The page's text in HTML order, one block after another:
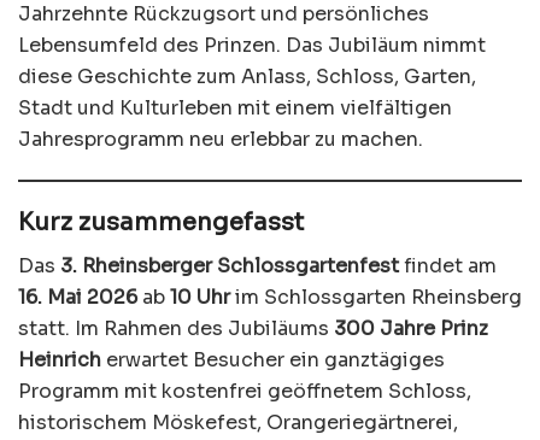
Jahrzehnte Rückzugsort und persönliches
Lebensumfeld des Prinzen. Das Jubiläum nimmt
diese Geschichte zum Anlass, Schloss, Garten,
Stadt und Kulturleben mit einem vielfältigen
Jahresprogramm neu erlebbar zu machen.
Kurz zusammengefasst
Das 3. Rheinsberger Schlossgartenfestfindet am
16. Mai 2026ab10 Uhrim Schlossgarten Rheinsberg
statt. Im Rahmen des Jubiläums 300 Jahre Prinz
Heinrich erwartet Besucher ein ganztägiges
Programm mit kostenfrei geöffnetem Schloss,
historischem Möskefest, Orangeriegärtnerei,